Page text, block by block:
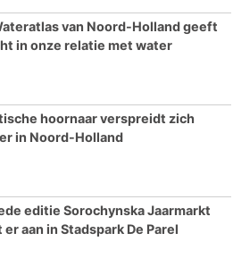
van Noord-Holland geeft
in onze relatie met water
hoornaar verspreidt zich
in Noord-Holland
editie Sorochynska Jaarmarkt
er aan in Stadspark De Parel